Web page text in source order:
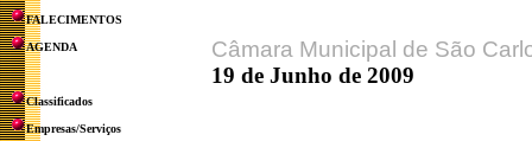
FALECIMENTOS
AGENDA
Classificados
Empresas/Serviços
Câmara Municipal de São
19 de Junho de 2009